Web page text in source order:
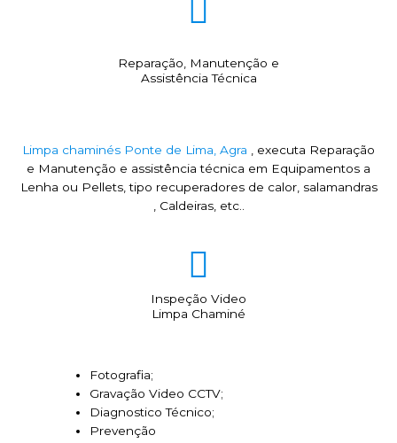
Reparação, Manutenção e
Assistência Técnica
Limpa chaminés Ponte de Lima, Agra , executa Reparação
e Manutenção e assistência técnica em Equipamentos a
Lenha ou Pellets, tipo recuperadores de calor, salamandras
, Caldeiras, etc..
Inspeção Video
Limpa Chaminé
Fotografia;
Gravação Video CCTV;
Diagnostico Técnico;
Prevenção